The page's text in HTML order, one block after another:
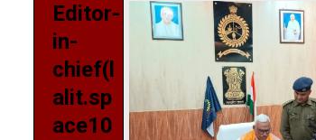
Editor-
in-
chief(l
alit.sp
ace10